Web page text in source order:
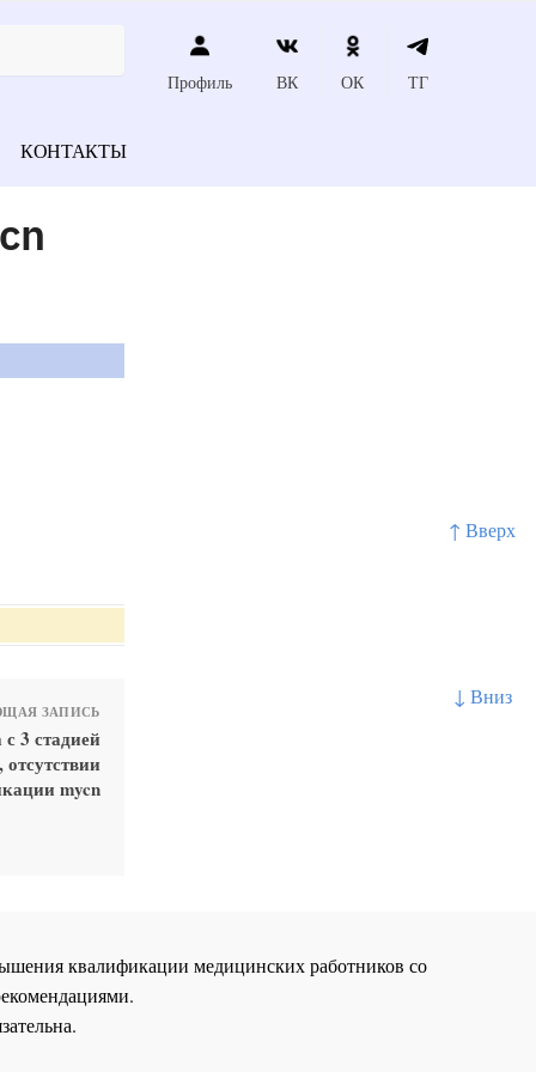
↑ Вверх
↓ Вниз
Профиль ВК ОК ТГ
КОНТАКТЫ
ЗАПИСЬ
3 стадией
mycn
квалификации медицинских работников со